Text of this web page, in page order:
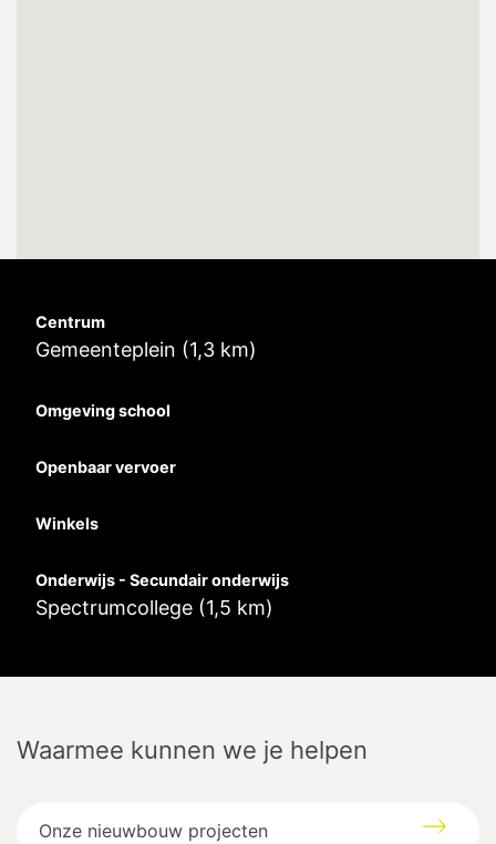
Centrum
Gemeenteplein (1,3 km)
Omgeving school
Openbaar vervoer
Winkels
Onderwijs - Secundair onderwijs
Spectrumcollege (1,5 km)
Waarmee kunnen we je helpen
Onze nieuwbouw projecten